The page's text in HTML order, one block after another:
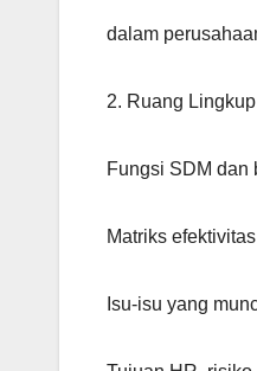
dalam
2. Ruang
Fungsi SDM dan
Matriks
Isu-isu yang